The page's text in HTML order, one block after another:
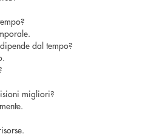
dal tempo?
migliori?